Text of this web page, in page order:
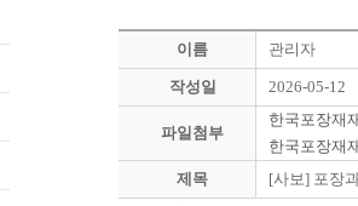
이름 관리자
작성일 2026-05-12
파일첨부
한국포장재
한국포장재
제목
[사보] 포장